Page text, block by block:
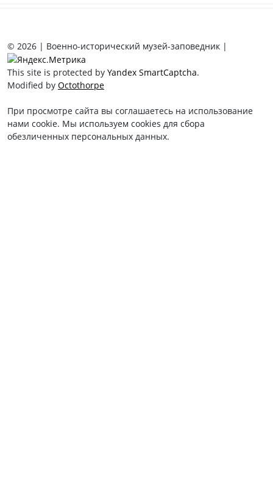
© 2026 | Военно-исторический музей-заповедник |
This site is protected by Yandex SmartCaptcha.
Modified by Octothorpe
При просмотре сайта вы соглашаетесь на использование
нами cookie. Мы используем cookies для сбора
обезличенных персональных данных.